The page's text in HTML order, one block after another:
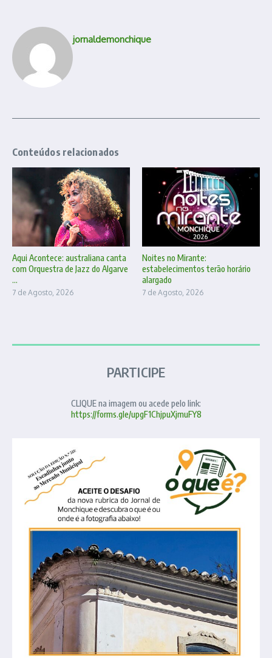
jornaldemonchique
Conteúdos relacionados
Aqui Acontece: australiana canta
com Orquestra de Jazz do Algarve
...
7 de Agosto, 2026
Noites no Mirante:
estabelecimentos terão horário
alargado
7 de Agosto, 2026
PARTICIPE
CLIQUE na imagem ou acede pelo link:
https://forms.gle/upgF1ChjpuXjmuFY8